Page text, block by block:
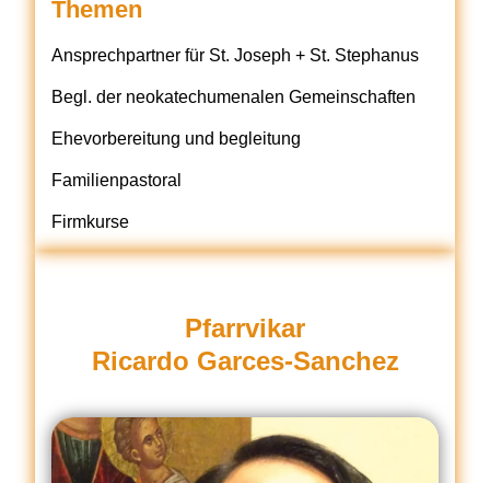
Themen
Ansprechpartner für St. Joseph + St. Stephanus
Begl. der neokatechumenalen Gemeinschaften
Ehevorbereitung und begleitung
Familienpastoral
Firmkurse
Pfarrvikar
Ricardo Garces-Sanchez